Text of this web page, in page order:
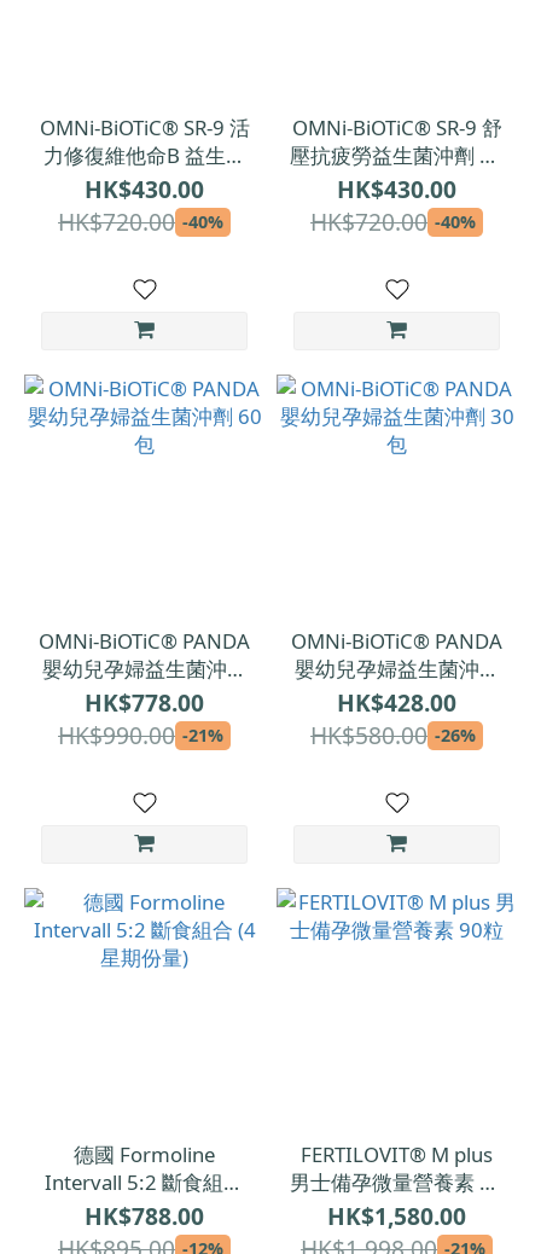
OMNi-BiOTiC® SR-9 活
力修復維他命B 益生菌
沖劑 28包
HK$430.00
HK$720.00 -40%
OMNi-BiOTiC® SR-9 舒
壓抗疲勞益生菌沖劑 28
包
HK$430.00
HK$720.00 -40%
OMNi-BiOTiC® PANDA
嬰幼兒孕婦益生菌沖劑
60包
HK$778.00
HK$990.00 -21%
OMNi-BiOTiC® PANDA
嬰幼兒孕婦益生菌沖劑
30包
HK$428.00
HK$580.00 -26%
德國 Formoline
Intervall 5:2 斷食組合
(4星期份量)
HK$788.00
-12%
FERTILOVIT® M plus
男士備孕微量營養素 90
粒
HK$1,580.00
-21%